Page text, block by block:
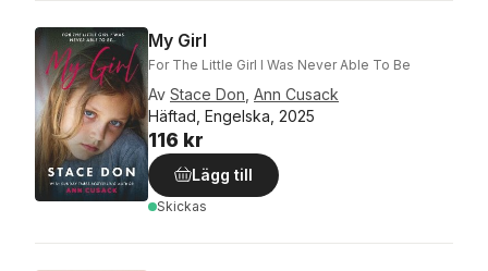
My Girl
For The Little Girl I Was Never Able To Be
Av Stace Don Ann Cusack
Häftad, Engelska, 2025
116 kr
Lägg till
Skickas